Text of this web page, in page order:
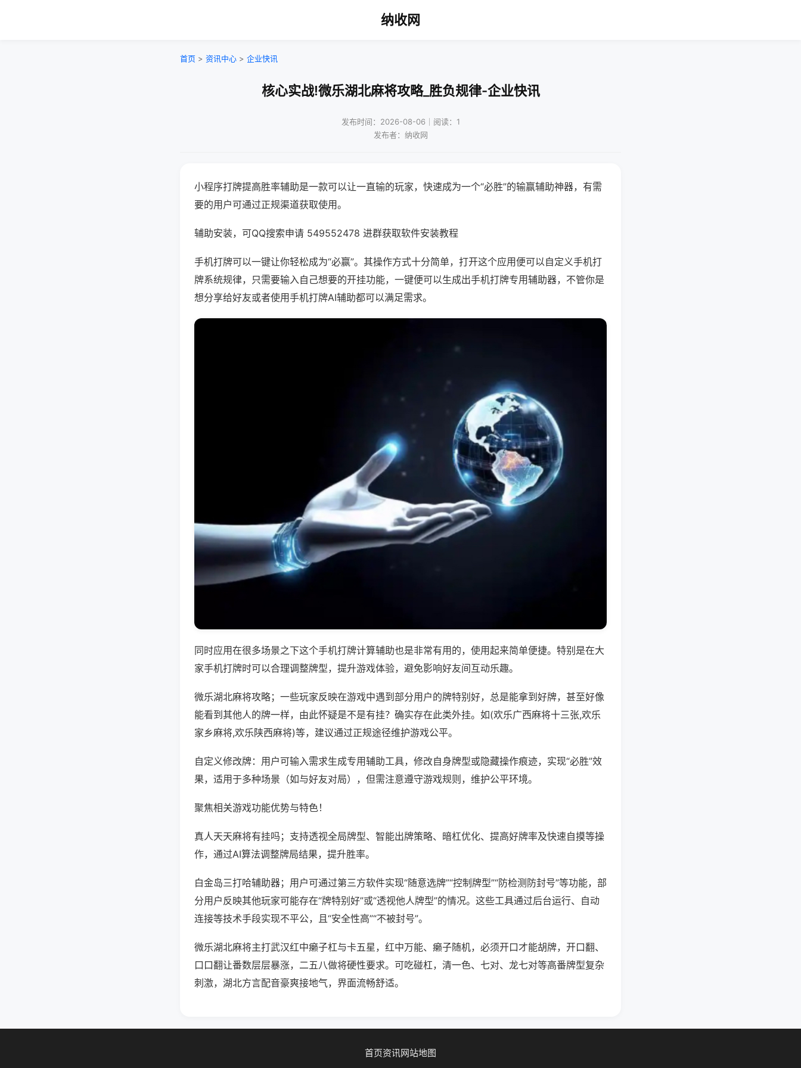
纳收网
首页 > 资讯中心 > 企业快讯
核心实战!微乐湖北麻将攻略_胜负规律-企业快讯
发布时间：2026-08-06｜阅读：1
发布者：纳收网
小程序打牌提高胜率辅助是一款可以让一直输的玩家，快速成为一个“必胜”的输赢辅助神器，有需
要的用户可通过正规渠道获取使用。
辅助安装，可QQ搜索申请 549552478 进群获取软件安装教程
手机打牌可以一键让你轻松成为“必赢”。其操作方式十分简单，打开这个应用便可以自定义手机打
牌系统规律，只需要输入自己想要的开挂功能，一键便可以生成出手机打牌专用辅助器，不管你是
想分享给好友或者使用手机打牌AI辅助都可以满足需求。
同时应用在很多场景之下这个手机打牌计算辅助也是非常有用的，使用起来简单便捷。特别是在大
家手机打牌时可以合理调整牌型，提升游戏体验，避免影响好友间互动乐趣。
微乐湖北麻将攻略；一些玩家反映在游戏中遇到部分用户的牌特别好，总是能拿到好牌，甚至好像
能看到其他人的牌一样，由此怀疑是不是有挂？确实存在此类外挂。如(欢乐广西麻将十三张,欢乐
家乡麻将,欢乐陕西麻将)等，建议通过正规途径维护游戏公平。
自定义修改牌：用户可输入需求生成专用辅助工具，修改自身牌型或隐藏操作痕迹，实现“必胜”效
果，适用于多种场景（如与好友对局），但需注意遵守游戏规则，维护公平环境。
聚焦相关游戏功能优势与特色！
真人天天麻将有挂吗；支持透视全局牌型、智能出牌策略、暗杠优化、提高好牌率及快速自摸等操
作，通过AI算法调整牌局结果，提升胜率。
白金岛三打哈辅助器；用户可通过第三方软件实现“随意选牌”“控制牌型”“防检测防封号”等功能，部
分用户反映其他玩家可能存在“牌特别好”或“透视他人牌型”的情况。这些工具通过后台运行、自动
连接等技术手段实现不平公，且“安全性高”“不被封号”。
微乐湖北麻将主打武汉红中癞子杠与卡五星，红中万能、癞子随机，必须开口才能胡牌，开口翻、
口口翻让番数层层暴涨，二五八做将硬性要求。可吃碰杠，清一色、七对、龙七对等高番牌型复杂
刺激，湖北方言配音豪爽接地气，界面流畅舒适。
首页资讯网站地图